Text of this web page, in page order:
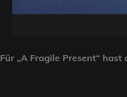
Für „A Fragile Present“